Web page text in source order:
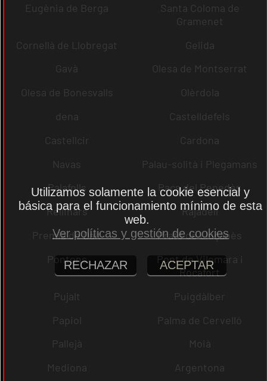
Eugènia de Berga
Santa Coloma de
Gramenet
Cornellà de Llobregat
Gelida
Gavà
Olesa de Montserrat
Olesa de Bonesvalls
Olèrdola
dena
Castelldefels
Castellcir
Cardona
Navas
Palau-solità i Plegamans
Palafolls
Pacs del Penedès
Rellinars
Rajadell
Premià de Dalt
Prats de Lluçanès
Pontons
Pont de Vilomara i
Rocafort
Pujalt
Puigdàlber
Papiol
Palma de Cervelló
Pallejà
Moià
Mediona
Argentona
Utilizamos solamente la cookie esencial y
básica para el funcionamiento mínimo de esta
web.
Ver políticas y gestión de cookies
RECHAZAR ACEPTAR